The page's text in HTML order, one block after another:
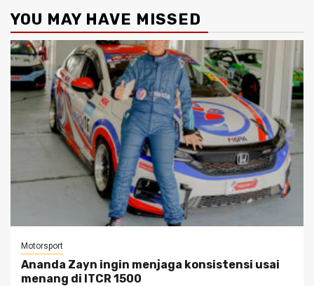
YOU MAY HAVE MISSED
Motorsport
Ananda Zayn ingin menjaga konsistensi usai
menang di ITCR 1500